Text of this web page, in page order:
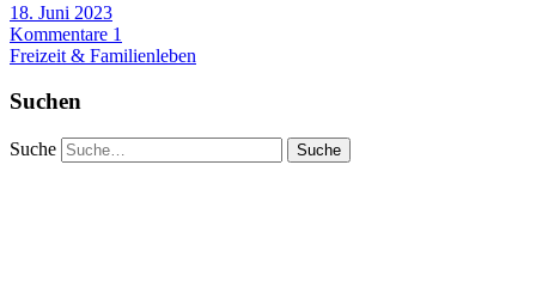
18. Juni 2023
Kommentare 1
Freizeit & Familienleben
Suchen
Suche